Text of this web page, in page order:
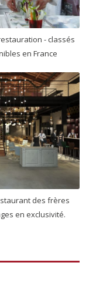
- classés
en France
des frères
en exclusivité.